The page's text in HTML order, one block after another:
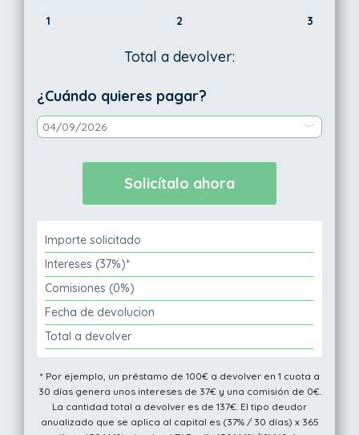
1 2 3
Total a devolver:
¿Cuándo quieres pagar?
Importe solicitado
Intereses (37%)*
Comisiones (0%)
Fecha de devolucion
Total a devolver
* Por ejemplo, un préstamo de 100€ a devolver en 1 cuota a
30 días genera unos intereses de 37€ y una comisión de 0€.
La cantidad total a devolver es de 137€. El tipo deudor
anualizado que se aplica al capital es (37% / 30 días) x 365